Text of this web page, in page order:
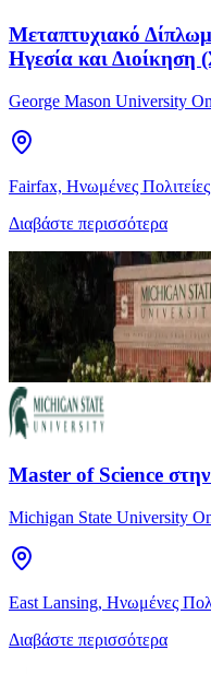
Μεταπτυχιακό
Ηγεσία και Διοίκηση
George Mason University
Fairfax, Ηνωμένες Πολιτείες
Διαβάστε περισσότερα
Master of Science στην
Michigan State University
East Lansing, Ηνωμένες
Διαβάστε περισσότερα